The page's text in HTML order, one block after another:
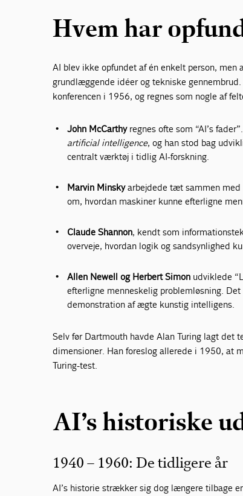
Hvem har
AI blev ikke opfundet af én enkelt person,
grundlæggende idéer og tekniske
konferencen i 1956, og regnes som nogle af
John McCarthyregnes ofte som “AI’s
artificial intelligence, og han stod bag
centralt værktøj i tidlig AI-forskning.
Marvin Minskyarbejdede tæt sammen med
om, hvordan maskiner kunne efterligne
Claude Shannon, kendt som
overveje, hvordan logik og sandsynlighed
Allen Newell og Herbert Simon udviklede
efterligne menneskelig problemløsning.
demonstration af ægte kunstig intelligens.
Selv før Dartmouth havde Alan Turing lagt det
dimensioner. Han foreslog allerede i 1950, at
Turing-test.
AI’s historiske
1940 – 1960: De tidligere år
AI’s historie strækker sig dog længere tilbage